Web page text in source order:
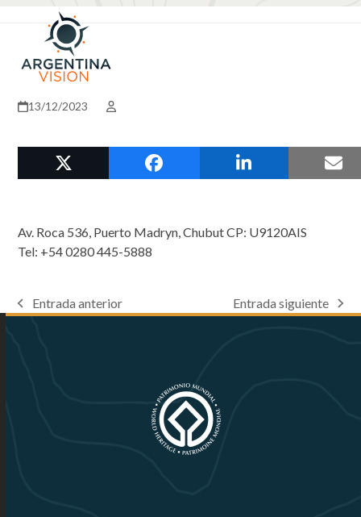
Open
mobile
menu
Close
mobile
menu
13/12/2023
Av. Roca 536, Puerto Madryn, Chubut CP: U9120AIS
Tel: +54 0280 445-5888
previous
Entrada anterior
next
Entrada siguiente